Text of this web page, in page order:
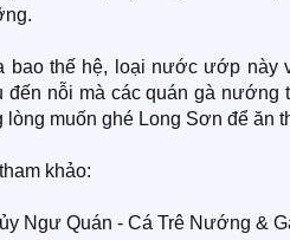
bao thế hệ, loại nước ướp này
đến nỗi mà các quán gà
lòng muốn ghé Long Sơn để ăn
khảo:
Ngư Quán - Cá Trê Nướng &